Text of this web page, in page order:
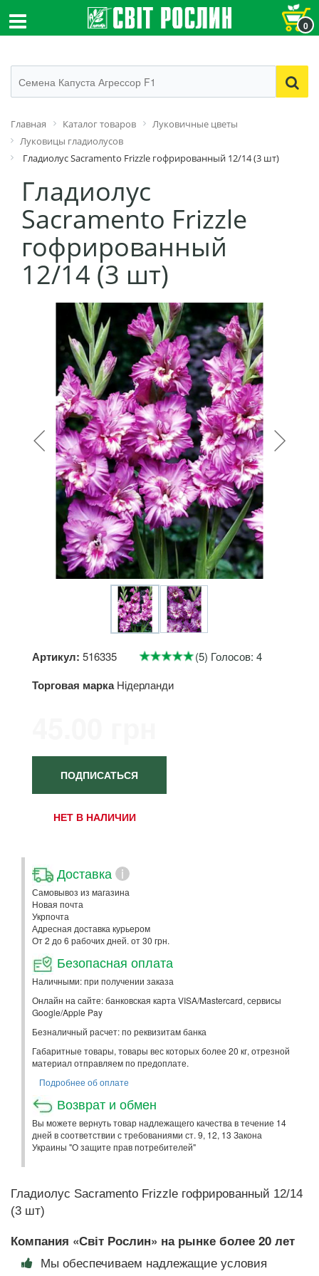
0
Главная Каталог товаров
Луковичные цветы
Луковицы гладиолусов
Гладиолус Sacramento Frizzle гофрированный 12/14 (3 шт)
Гладиолус
Sacramento Frizzle
гофрированный
12/14 (3 шт)
Артикул: 516335 (5) Голосов: 4
Торговая марка Нідерланди
ПОДПИСАТЬСЯ
НЕТ В НАЛИЧИИ
Доставка i
Самовывоз из магазина
Новая почта
Укрпочта
Адресная доставка курьером
От 2 до 6 рабочих дней. от 30 грн.
Безопасная оплата
Наличными: при получении заказа
Онлайн на сайте: банковская карта VISA/Mastercard, сервисы
Google/Apple Pay
Безналичный расчет: по реквизитам банка
Габаритные товары, товары вес которых более 20 кг, отрезной
материал отправляем по предоплате.
Подробнее об оплате
Возврат и обмен
Вы можете вернуть товар надлежащего качества в течение 14
дней в соответствии с требованиями ст. 9, 12, 13 Закона
Украины "О защите прав потребителей"
Гладиолус Sacramento Frizzle гофрированный 12/14
(3 шт)
Компания «Світ Рослин» на рынке более 20 лет
Мы обеспечиваем надлежащие условия